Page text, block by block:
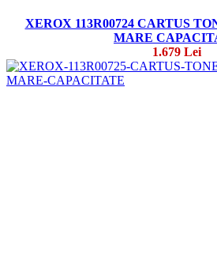
XEROX 113R00724 CARTUS
MARE
1.679 Lei